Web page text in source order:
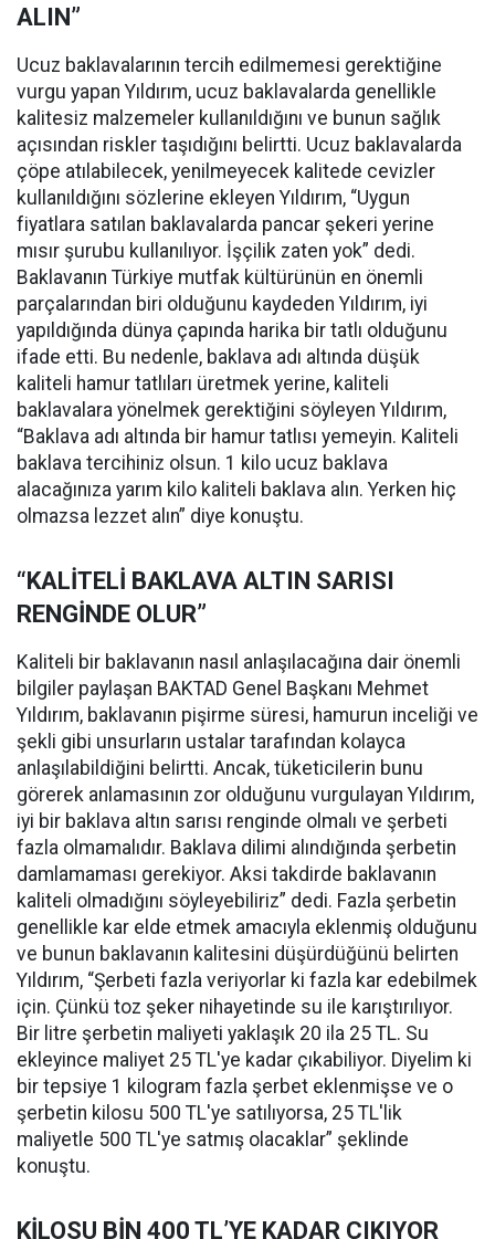
ALIN”
Ucuz baklavalarının tercih edilmemesi gerektiğine
vurgu yapan Yıldırım, ucuz baklavalarda genellikle
kalitesiz malzemeler kullanıldığını ve bunun sağlık
açısından riskler taşıdığını belirtti. Ucuz baklavalarda
çöpe atılabilecek, yenilmeyecek kalitede cevizler
kullanıldığını sözlerine ekleyen Yıldırım, “Uygun
fiyatlara satılan baklavalarda pancar şekeri yerine
mısır şurubu kullanılıyor. İşçilik zaten yok” dedi.
Baklavanın Türkiye mutfak kültürünün en önemli
parçalarından biri olduğunu kaydeden Yıldırım, iyi
yapıldığında dünya çapında harika bir tatlı olduğunu
ifade etti. Bu nedenle, baklava adı altında düşük
kaliteli hamur tatlıları üretmek yerine, kaliteli
baklavalara yönelmek gerektiğini söyleyen Yıldırım,
“Baklava adı altında bir hamur tatlısı yemeyin. Kaliteli
baklava tercihiniz olsun. 1 kilo ucuz baklava
alacağınıza yarım kilo kaliteli baklava alın. Yerken hiç
olmazsa lezzet alın” diye konuştu.
“KALİTELİ BAKLAVA ALTIN SARISI
RENGİNDE OLUR”
Kaliteli bir baklavanın nasıl anlaşılacağına dair önemli
bilgiler paylaşan BAKTAD Genel Başkanı Mehmet
Yıldırım, baklavanın pişirme süresi, hamurun inceliği ve
şekli gibi unsurların ustalar tarafından kolayca
anlaşılabildiğini belirtti. Ancak, tüketicilerin bunu
görerek anlamasının zor olduğunu vurgulayan Yıldırım,
iyi bir baklava altın sarısı renginde olmalı ve şerbeti
fazla olmamalıdır. Baklava dilimi alındığında şerbetin
damlamaması gerekiyor. Aksi takdirde baklavanın
kaliteli olmadığını söyleyebiliriz” dedi. Fazla şerbetin
genellikle kar elde etmek amacıyla eklenmiş olduğunu
ve bunun baklavanın kalitesini düşürdüğünü belirten
Yıldırım, “Şerbeti fazla veriyorlar ki fazla kar edebilmek
için. Çünkü toz şeker nihayetinde su ile karıştırılıyor.
Bir litre şerbetin maliyeti yaklaşık 20 ila 25 TL. Su
ekleyince maliyet 25 TL'ye kadar çıkabiliyor. Diyelim ki
bir tepsiye 1 kilogram fazla şerbet eklenmişse ve o
şerbetin kilosu 500 TL'ye satılıyorsa, 25 TL'lik
maliyetle 500 TL'ye satmış olacaklar” şeklinde
konuştu.
KİLOSU BİN 400 TL’YE KADAR ÇIKIYOR